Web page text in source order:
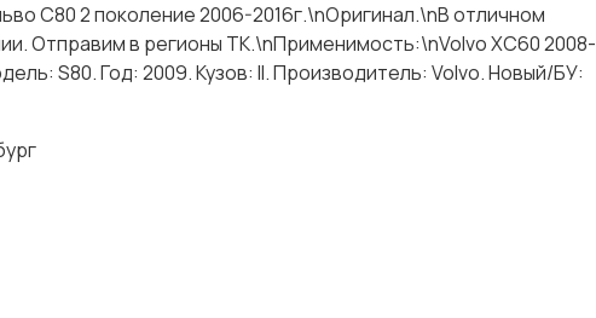
С80 2 поколение 2006-2016г.\nОригинал.\nВ отличном
Отправим в регионы ТК.\nПрименимость:\nVolvo XC60 2008-
S80. Год: 2009. Кузов: II. Производитель: Volvo. Новый/БУ: